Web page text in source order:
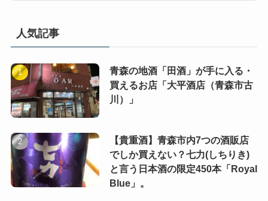
人気記事
青森の地酒「田酒」が手に入る・
買えるお店「大平酒店（青森市古
川）」
【貴重酒】青森市内7つの酒販店
でしか買えない？七力(しちりき)
と言う日本酒の限定450本「Royal
Blue」。